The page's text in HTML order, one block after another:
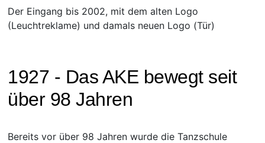
Der Eingang bis 2002, mit dem alten Logo
(Leuchtreklame) und damals neuen Logo (Tür)
1927 - Das AKE bewegt seit
über 98 Jahren
Bereits vor über 98 Jahren wurde die Tanzschule